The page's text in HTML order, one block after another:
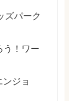
ズパーク
う！ワー
ジョ